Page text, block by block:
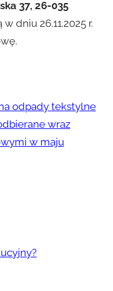
37, 26-035
dniu 26.11.2025 r.
odpady tekstylne
wraz
w maju